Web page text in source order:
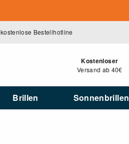
kostenlose Bestellhotline
Kostenloser
Versand ab 40€
Brillen Sonnenbrillen